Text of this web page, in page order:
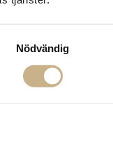
Nödvändig